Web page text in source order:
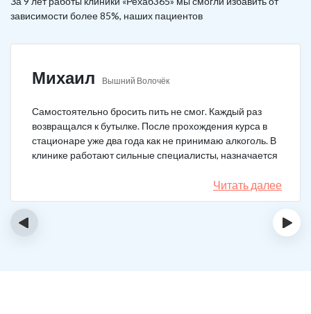
зависимости более 85%, наших пациентов
Михаил Вышний Волочёк
Самостоятельно бросить пить не смог. Каждый раз
возвращался к бутылке. После прохождения курса в
стационаре уже два года как не принимаю алкоголь. В
клинике работают сильные специалисты, назначается
Читать далее
‹ ›